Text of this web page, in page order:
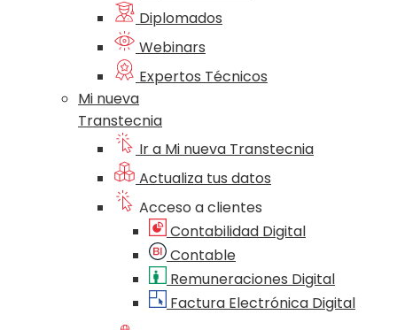
Diplomados
Webinars
Expertos Técnicos
Mi nueva
Transtecnia
Ir a Mi nueva Transtecnia
Actualiza tus datos
Acceso a clientes
Contabilidad Digital
Contable
Remuneraciones Digital
Factura Electrónica Digital